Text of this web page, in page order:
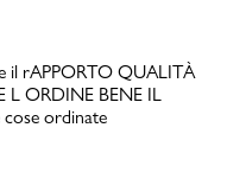
il rAPPORTO QUALITÀ
L ORDINE BENE IL
cose ordinate